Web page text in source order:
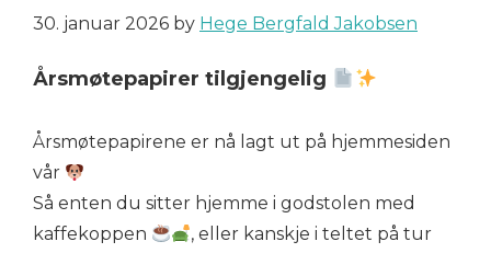
30. januar 2026 by Hege Bergfald Jakobsen
Årsmøtepapirer tilgjengelig
Årsmøtepapirene er nå lagt ut på hjemmesiden
vår
Så enten du sitter hjemme i godstolen med
kaffekoppen
, eller kanskje i teltet på tur